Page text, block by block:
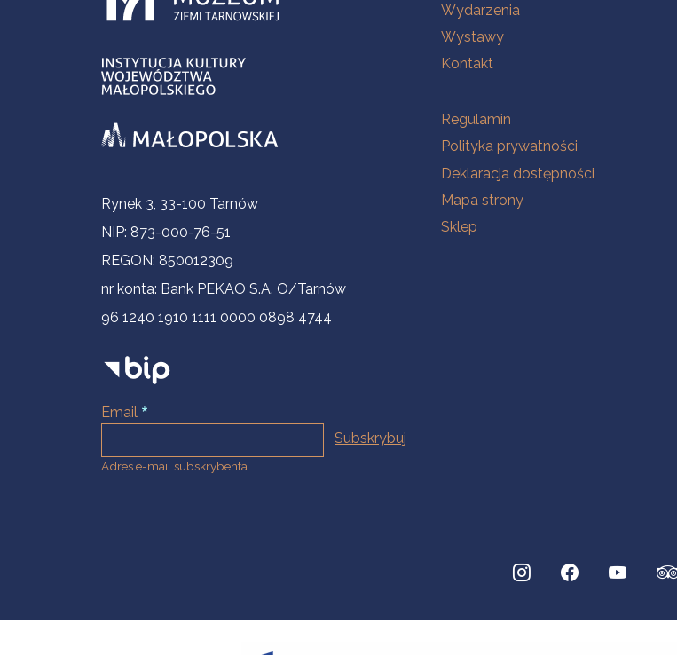
Informacje kontaktowe
Rynek 3, 33-100 Tarnów
NIP: 873-000-76-51
REGON: 850012309
nr konta: Bank PEKAO S.A. O/Tarnów
96 1240 1910 1111 0000 0898 4744
Email
Adres e-mail subskrybenta.
Wydarzenia
Wystawy
Kontakt
Na skróty
Regulamin
Polityka prywatności
Deklaracja dostępności
Mapa strony
Sklep